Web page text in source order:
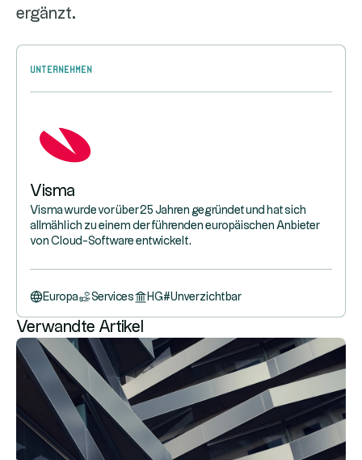
ergänzt.
Unternehmen
Visma
Visma wurde vor über 25 Jahren gegründet und hat sich
allmählich zu einem der führenden europäischen Anbieter
von Cloud-Software entwickelt.
Europa Services HG#Unverzichtbar
Verwandte Artikel